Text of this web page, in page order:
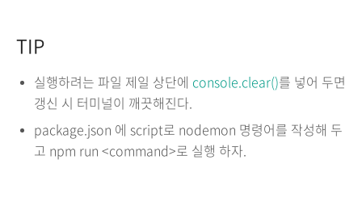
TIP
실행하려는 파일 제일 상단에 console.clear()를 넣어 두면
갱신 시 터미널이 깨끗해진다.
package.json 에 script로 nodemon 명령어를 작성해 두
고 npm run <command>로 실행 하자.